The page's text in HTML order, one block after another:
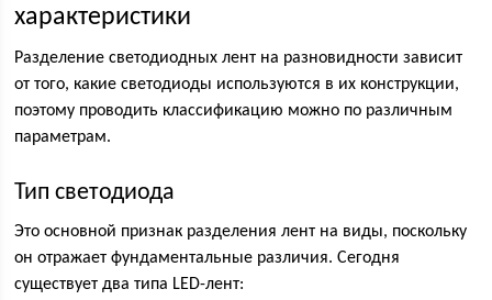
характеристики
Разделение светодиодных лент на разновидности зависит
от того, какие светодиоды используются в их конструкции,
поэтому проводить классификацию можно по различным
параметрам.
Тип светодиода
Это основной признак разделения лент на виды, поскольку
он отражает фундаментальные различия. Сегодня
существует два типа LED-лент: